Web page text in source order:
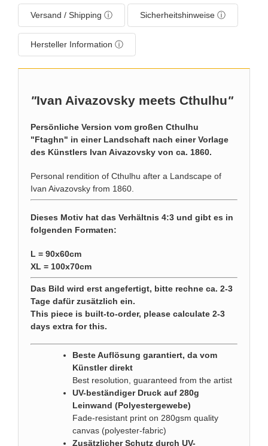
Versand / Shipping ⓘ Sicherheitshinweise ⓘ
Hersteller Information ⓘ
"Ivan Aivazovsky meets Cthulhu"
Persönliche Version vom großen Cthulhu
"Ftaghn" in einer Landschaft nach einer Vorlage
des Künstlers Ivan Aivazovsky von ca. 1860.
Personal rendition of Cthulhu after a Landscape of
Ivan Aivazovsky from 1860.
Dieses Motiv hat das Verhältnis 4:3 und gibt es in
folgenden Formaten:
L = 90x60cm
XL = 100x70cm
Das Bild wird erst angefertigt, bitte rechne ca. 2-3
Tage dafür zusätzlich ein.
This piece is built-to-order, please calculate 2-3
days extra for this.
Beste Auflösung garantiert, da vom
Künstler direkt
Best resolution, guaranteed from the artist
UV-beständiger Druck auf 280g
Leinwand (Polyestergewebe)
Fade-resistant print on 280gsm quality
canvas (polyester-fabric)
Zusätzlicher Schutz durch UV-